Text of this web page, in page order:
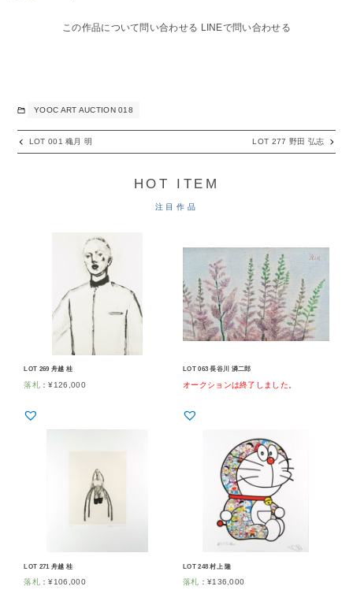
この作品について問い合わせる LINEで問い合わせる
YOOC ART AUCTION 018
LOT 001 穐月 明 LOT 277 野田 弘志
HOT ITEM
注目作品
LOT 269 舟越 桂
落札 ：¥126,000
LOT 063 長谷川 潾二郎
オークションは終了しました
LOT 271 舟越 桂
落札 ：¥106,000
LOT 248 村上 隆
落札 ： ¥136,000